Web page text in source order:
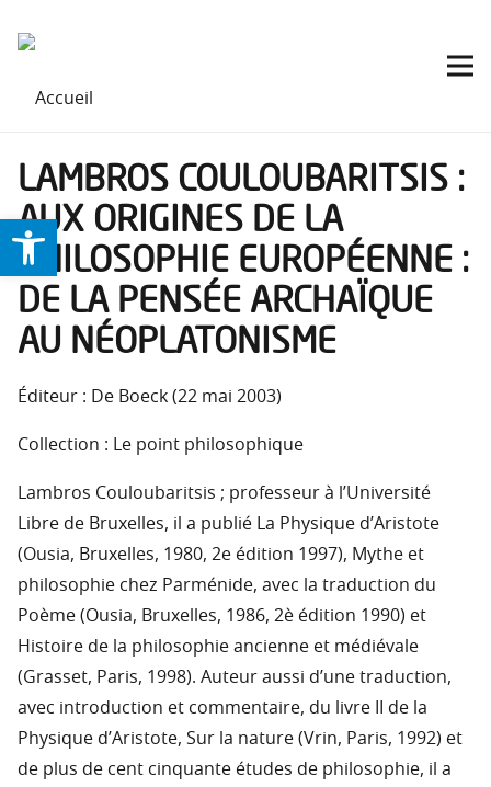
Ouvrir la barre d’outils
LAMBROS COULOUBARITSIS :
AUX ORIGINES DE LA
PHILOSOPHIE EUROPÉENNE :
DE LA PENSÉE ARCHAÏQUE
AU NÉOPLATONISME
Éditeur : De Boeck (22 mai 2003)
Collection : Le point philosophique
Lambros Couloubaritsis ; professeur à l’Université
Libre de Bruxelles, il a publié La Physique d’Aristote
(Ousia, Bruxelles, 1980, 2e édition 1997), Mythe et
philosophie chez Parménide, avec la traduction du
Poème (Ousia, Bruxelles, 1986, 2è édition 1990) et
Histoire de la philosophie ancienne et médiévale
(Grasset, Paris, 1998). Auteur aussi d’une traduction,
avec introduction et commentaire, du livre II de la
Physique d’Aristote, Sur la nature (Vrin, Paris, 1992) et
de plus de cent cinquante études de philosophie, il a